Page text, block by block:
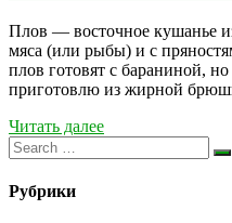
Плов — восточное кушанье
мяса (или рыбы) и с
плов готовят с бараниной,
приготовлю из жирной
Читать далее
Рубрики